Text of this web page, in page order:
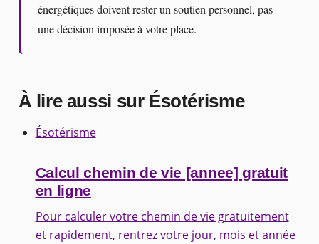
énergétiques doivent rester un soutien personnel, pas
une décision imposée à votre place.
À lire aussi sur Ésotérisme
Ésotérisme
Calcul chemin de vie [annee] gratuit
en ligne
Pour calculer votre chemin de vie gratuitement
et rapidement, rentrez votre jour, mois et année